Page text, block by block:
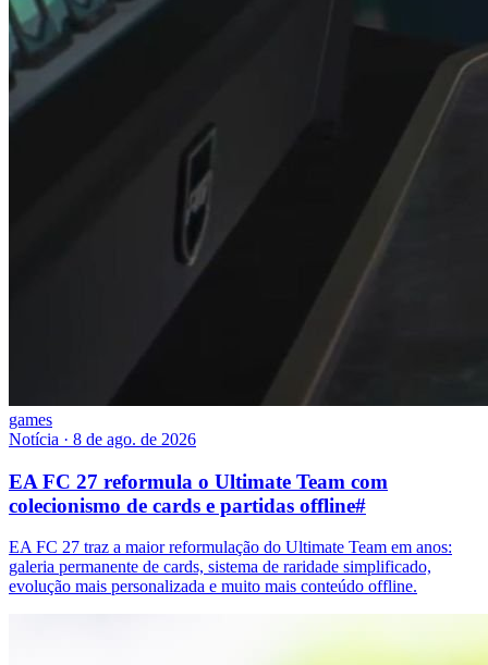
games
Notícia · 8 de ago. de 2026
EA FC 27 reformula o Ultimate Team com
colecionismo de cards e partidas offline#
EA FC 27 traz a maior reformulação do Ultimate Team em anos:
galeria permanente de cards, sistema de raridade simplificado,
evolução mais personalizada e muito mais conteúdo offline.